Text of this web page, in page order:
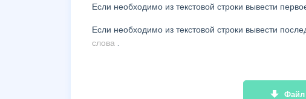
Если необходимо из текстовой строки вывести
Если необходимо из текстовой строки вывести
слова
file_download Файл